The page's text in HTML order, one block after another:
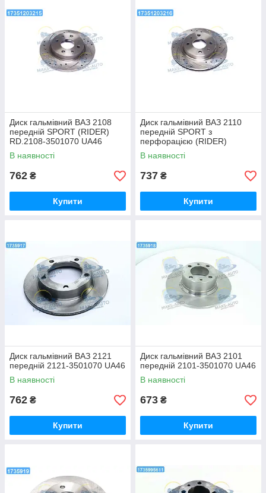
Диск гальмівний ВАЗ 2108
передній SPORT (RIDER)
RD.2108-3501070 UA46
В наявності
762 ₴
Купити
Диск гальмівний ВАЗ 2110
передній SPORT з
перфорацією (RIDER)
RD.2110-3501070 UA46
В наявності
737 ₴
Купити
Диск гальмівний ВАЗ 2121
передній 2121-3501070 UA46
В наявності
762 ₴
Купити
Диск гальмівний ВАЗ 2101
передній 2101-3501070 UA46
В наявності
673 ₴
Купити